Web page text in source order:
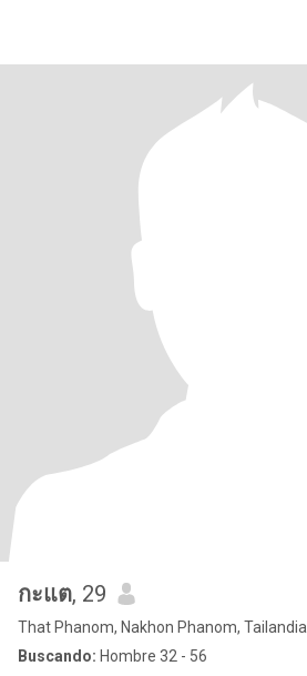
กะแต, 29
That Phanom, Nakhon Phanom, Tailandia
Buscando: Hombre 32 - 56